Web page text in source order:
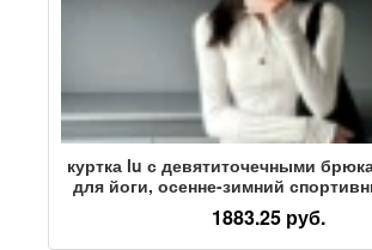
куртка lu с девятиточечными
для йоги, осенне-зимний
для фитнеса и бега, тонкий
для йоги, куртка
1883.25 руб.